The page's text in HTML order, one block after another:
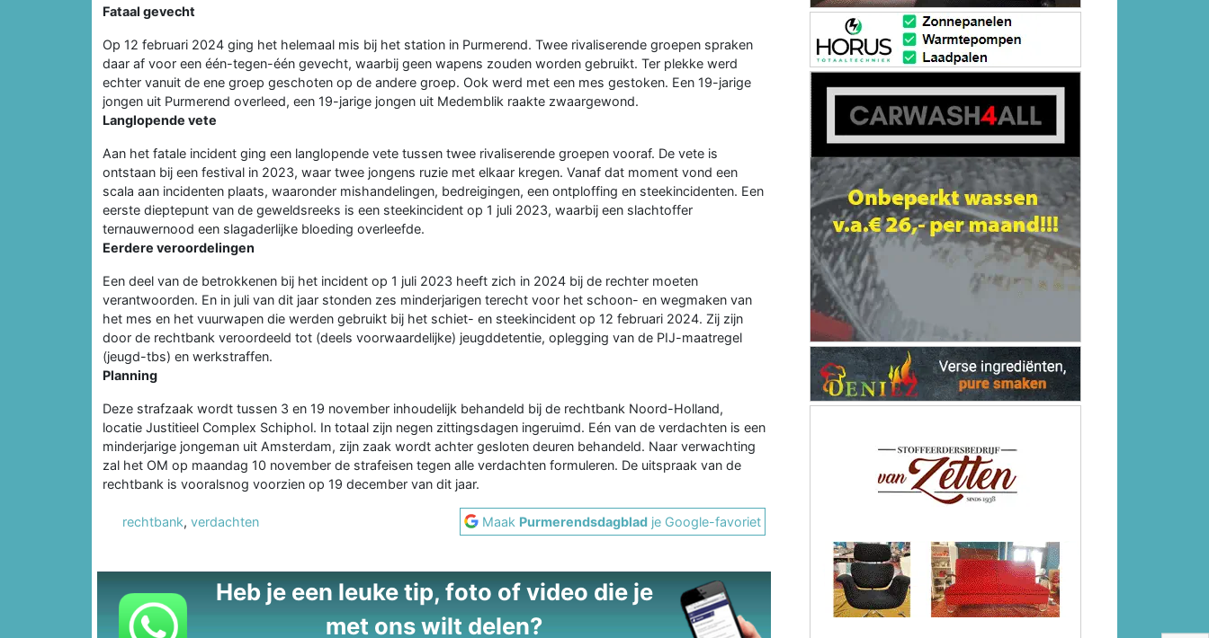
Fataal gevecht
Op 12 februari 2024 ging het helemaal mis bij het station in Purmerend. Twee rivaliserende groepen spraken
daar af voor een één-tegen-één gevecht, waarbij geen wapens zouden worden gebruikt. Ter plekke werd
echter vanuit de ene groep geschoten op de andere groep. Ook werd met een mes gestoken. Een 19-jarige
jongen uit Purmerend overleed, een 19-jarige jongen uit Medemblik raakte zwaargewond.
Langlopende vete
Aan het fatale incident ging een langlopende vete tussen twee rivaliserende groepen vooraf. De vete is
ontstaan bij een festival in 2023, waar twee jongens ruzie met elkaar kregen. Vanaf dat moment vond een
scala aan incidenten plaats, waaronder mishandelingen, bedreigingen, een ontploffing en steekincidenten. Een
eerste dieptepunt van de geweldsreeks is een steekincident op 1 juli 2023, waarbij een slachtoffer
ternauwernood een slagaderlijke bloeding overleefde.
Eerdere veroordelingen
Een deel van de betrokkenen bij het incident op 1 juli 2023 heeft zich in 2024 bij de rechter moeten
verantwoorden. En in juli van dit jaar stonden zes minderjarigen terecht voor het schoon- en wegmaken van
het mes en het vuurwapen die werden gebruikt bij het schiet- en steekincident op 12 februari 2024. Zij zijn
door de rechtbank veroordeeld tot (deels voorwaardelijke) jeugddetentie, oplegging van de PIJ-maatregel
(jeugd-tbs) en werkstraffen.
Planning
Deze strafzaak wordt tussen 3 en 19 november inhoudelijk behandeld bij de rechtbank Noord-Holland,
locatie Justitieel Complex Schiphol. In totaal zijn negen zittingsdagen ingeruimd. Eén van de verdachten is een
minderjarige jongeman uit Amsterdam, zijn zaak wordt achter gesloten deuren behandeld. Naar verwachting
zal het OM op maandag 10 november de strafeisen tegen alle verdachten formuleren. De uitspraak van de
rechtbank is vooralsnog voorzien op 19 december van dit jaar.
rechtbank, verdachten Maak Purmerendsdagblad je Google-favoriet
Heb je een leuke tip, foto of video die je
met ons wilt delen?